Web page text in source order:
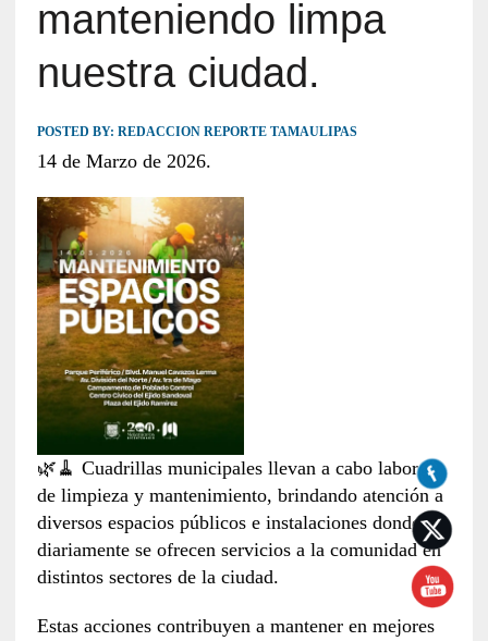
manteniendo limpa
nuestra ciudad.
POSTED BY: REDACCION REPORTE TAMAULIPAS
14 de Marzo de 2026.
🌿🧹 Cuadrillas municipales llevan a cabo labores
de limpieza y mantenimiento, brindando atención a
diversos espacios públicos e instalaciones donde
diariamente se ofrecen servicios a la comunidad en
distintos sectores de la ciudad.
Estas acciones contribuyen a mantener en mejores